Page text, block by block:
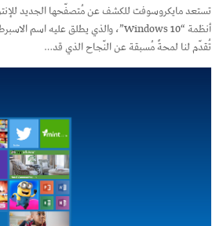
تستعد مايكروسوفت للكشف عن مُتصفّحها الجديد
تُقدّم لنا لمحةً مُسبقة عن النّجاح الذي قد…